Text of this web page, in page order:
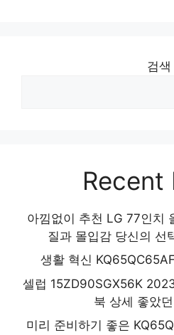
검색
Recent
아낌없이 추천 LG 77인치
질과 몰입감 당신의 선
생활 혁신
셀럽 15ZD90SGX56K
북 상세 좋았
미리 준비하기 좋은